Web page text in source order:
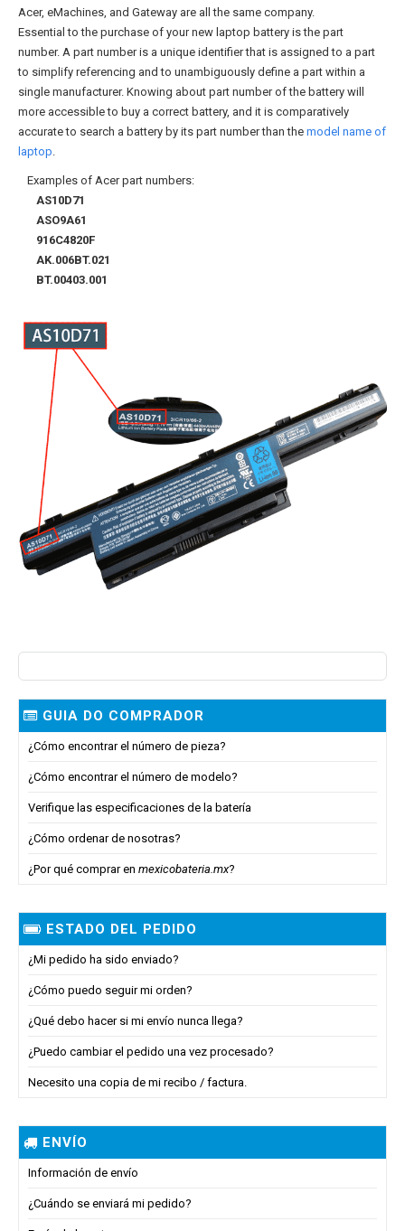
Acer, eMachines, and Gateway are all the same company.
Essential to the purchase of your new laptop battery is the part
number. A part number is a unique identifier that is assigned to a part
to simplify referencing and to unambiguously define a part within a
single manufacturer. Knowing about part number of the battery will
more accessible to buy a correct battery, and it is comparatively
accurate to search a battery by its part number than the model name of
laptop.
Examples of Acer part numbers:
AS10D71
ASO9A61
916C4820F
AK.006BT.021
BT.00403.001
GUIA DO COMPRADOR
¿Cómo encontrar el número de pieza?
¿Cómo encontrar el número de modelo?
Verifique las especificaciones de la batería
¿Cómo ordenar de nosotras?
¿Por qué comprar en mexicobateria.mx?
ESTADO DEL PEDIDO
¿Mi pedido ha sido enviado?
¿Cómo puedo seguir mi orden?
¿Qué debo hacer si mi envío nunca llega?
¿Puedo cambiar el pedido una vez procesado?
Necesito una copia de mi recibo / factura.
ENVÍO
Información de envío
¿Cuándo se enviará mi pedido?